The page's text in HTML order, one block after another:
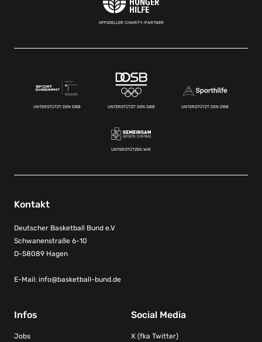
OFFIZIELLER CHARITY-PARTNER
UNTERSTÜTZT DEN DBB UNTERSTÜTZT DEN DBB UNTERSTÜTZT DEN DBB
UNTERSTÜTZEN WIR
Kontakt
Deutscher Basketball Bund e.V
Schwanenstraße 6-10
D-58089 Hagen
E-Mail: info@basketball-bund.de
Infos
Jobs
Social Media
X (fka Twitter)